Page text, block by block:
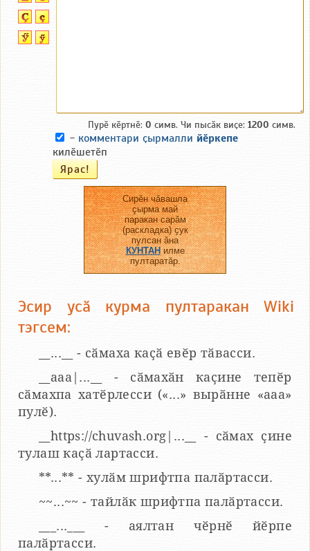
Пурӗ кӗртнӗ: 0 симв. Чи пысӑк виҫе: 1200 симв.
- комментари ҫырмалли йӗркепе
килӗшетӗп
Сирӗн чӑвашла
ҫырма май
паракан сарӑм
(раскладка) ҫук
пулсан ӑна
КУНТАНилме
пултаратӑр.
Эсир усӑ курма пултаракан Wiki
тэгсем:
__...__ - сӑмаха каҫӑ евӗр тӑвасси.
__aaa|...__ - сӑмахӑн каҫине тепӗр
сӑмахпа хатӗрлесси («...» вырӑнне «ааа»
пулӗ).
__https://chuvash.org|...__ - сӑмах ҫине
тулаш каҫӑ лартасси.
**...** - хулӑм шрифтпа палӑртасси.
~~...~~ - тайлӑк шрифтпа палӑртасси.
___...___ - аялтан чӗрнӗ йӗрпе
палӑртасси.